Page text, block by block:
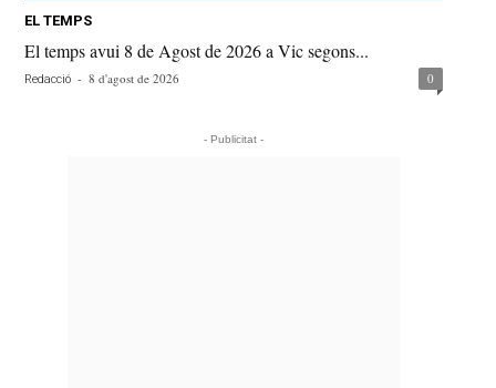
EL TEMPS
El temps avui 8 de Agost de 2026 a Vic segons...
Redacció - 8 d'agost de 2026 0
- Publicitat -